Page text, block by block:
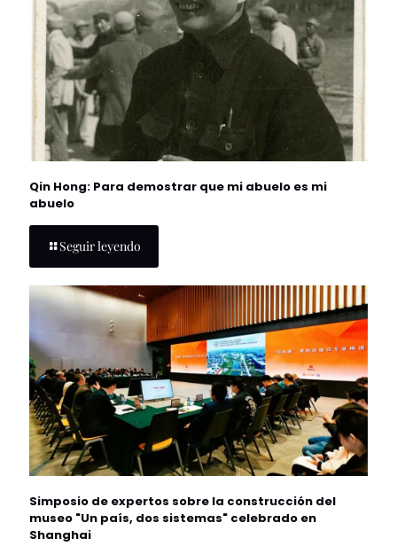
Qin Hong: Para demostrar que mi abuelo es mi
abuelo
Seguir leyendo
Simposio de expertos sobre la construcción del
museo "Un país, dos sistemas" celebrado en
Shanghai